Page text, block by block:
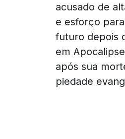
acusado de
e esforço
futuro depois
em
após sua
piedade